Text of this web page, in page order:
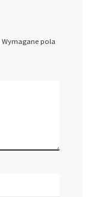
Wymagane pola